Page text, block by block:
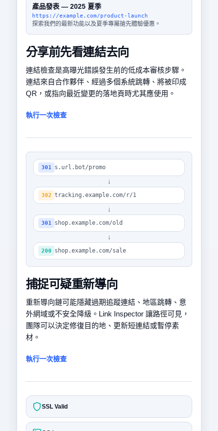
產品發表 — 2025 夏季
https://example.com/product-launch
探索我們的最新功能以及夏季專屬搶先體驗優惠。
分享前先看連結去向
連結檢查是高曝光錯誤發生前的低成本審核步驟。
連結來自合作夥伴、經過多個系統跳轉、將被印成
QR，或指向最近變更的落地頁時尤其應使用。
執行一次檢查
301 s.url.bot/promo
↓
302 tracking.example.com/r/1
↓
301 shop.example.com/old
↓
200 shop.example.com/sale
捕捉可疑重新導向
重新導向鏈可能隱藏過期追蹤連結、地區跳轉、意
外網域或不安全降級。Link Inspector 讓路徑可見，
團隊可以決定修復目的地、更新短連結或暫停素
材。
執行一次檢查
SSL Valid